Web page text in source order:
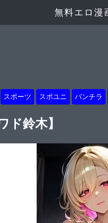
無料エロ漫
スポーツ スポユニ パンチラ
ド鈴木】